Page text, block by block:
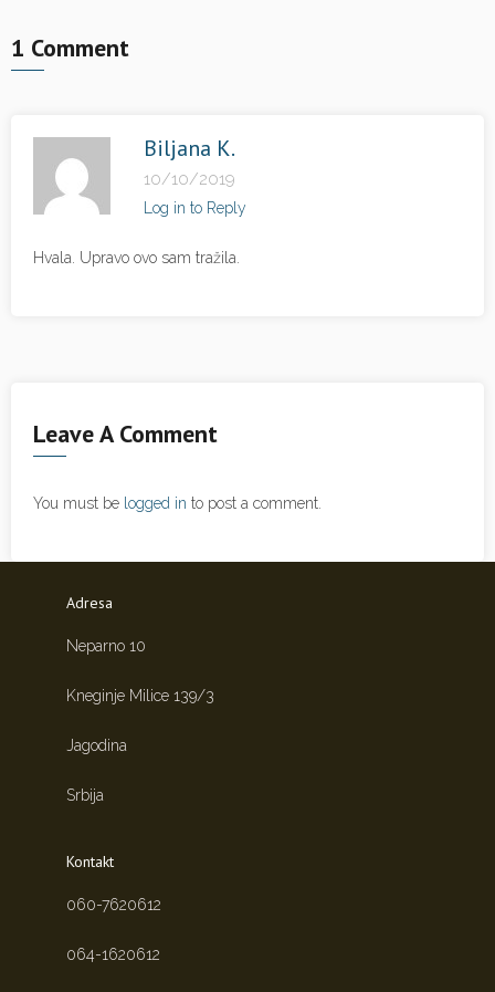
1 Comment
Biljana K.
10/10/2019
Log in to Reply
Hvala. Upravo ovo sam tražila.
Leave A Comment
You must be logged in to post a comment.
Adresa
Neparno 10
Kneginje Milice 139/3
Jagodina
Srbija
Kontakt
060-7620612
064-1620612